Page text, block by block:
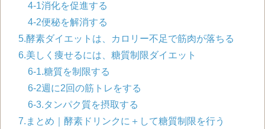
4-1消化を促進する
4-2便秘を解消する
5.酵素ダイエットは、カロリー不足で筋肉が落ちる
6.美しく痩せるには、糖質制限ダイエット
6-1.糖質を制限する
6-2週に2回の筋トレをする
6-3.タンパク質を摂取する
7.まとめ｜酵素ドリンクに＋して糖質制限を行う